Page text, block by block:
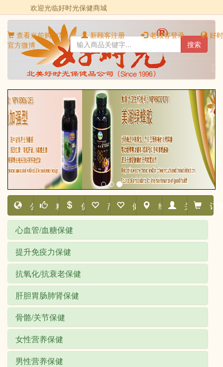
欢迎光临好时光保健商城
查看当前购物车 新顾客注册 老顾客登录
好
官方微博
搜索
公司首页精品推荐促销活动产品细分健康资讯经销网点关于我们
订
心血管/血糖保健
提升免疫力保健
抗氧化/抗衰老保健
肝胆胃肠肺肾保健
骨骼/关节保健
女性营养保健
男性营养保健